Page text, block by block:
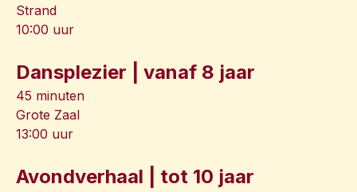
Strand
10:00 uur
Dansplezier | vanaf 8 jaar
45 minuten
Grote Zaal
13:00 uur
Avondverhaal | tot 10 jaar